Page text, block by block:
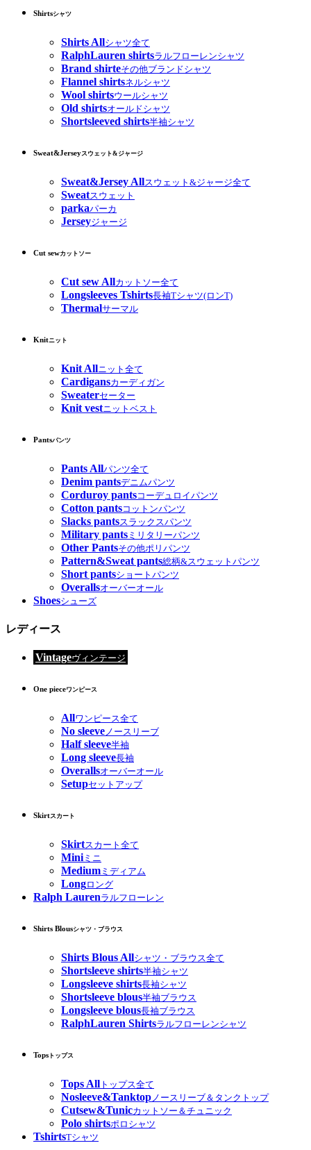
Shirtsシャツ
Shirts Allシャツ全て
RalphLauren shirtsラルフローレンシャツ
Brand shirteその他ブランドシャツ
Flannel shirtsネルシャツ
Wool shirtsウールシャツ
Old shirtsオールドシャツ
Shortsleeved shirts半袖シャツ
Sweat&Jerseyスウェット&ジャージ
Sweat&Jersey Allスウェット&ジャージ全て
Sweatスウェット
parkaパーカ
Jerseyジャージ
Cut sewカットソー
Cut sew Allカットソー全て
Longsleeves Tshirts長袖Tシャツ(ロンT)
Thermalサーマル
Knitニット
Knit Allニット全て
Cardigansカーディガン
Sweaterセーター
Knit vestニットベスト
Pantsパンツ
Pants Allパンツ全て
Denim pantsデニムパンツ
Corduroy pantsコーデュロイパンツ
Cotton pantsコットンパンツ
Slacks pantsスラックスパンツ
Military pants ミリタリーパンツ
Other Pantsその他ポリパンツ
Pattern&Sweat pants総柄&スウェットパンツ
Short pantsショートパンツ
Overallsオーバーオール
Shoesシューズ
レディース
Vintageヴィンテージ
One pieceワンピース
Allワンピース全て
No sleeveノースリーブ
Half sleeve半袖
Long sleeve長袖
Overallsオーバーオール
Setupセットアップ
Skirtスカート
Skirtスカート全て
Miniミニ
Medium ミディアム
Longロング
Ralph Laurenラルフローレン
Shirts Blousシャツ・ブラウス
Shirts Blous Allシャツ・ブラウス全て
Shortsleeve shirts半袖シャツ
Longsleeve shirts長袖シャツ
Shortsleeve blous半袖ブラウス
Longsleeve blous長袖ブラウス
RalphLauren Shirtsラルフローレンシャツ
Tops トップス
Tops All トップス全て
Nosleeve&Tanktop ノースリーブ＆タンクトップ
Cutsew&Tunicカットソー＆チュニック
Polo shirtsポロシャツ
TshirtsTシャツ